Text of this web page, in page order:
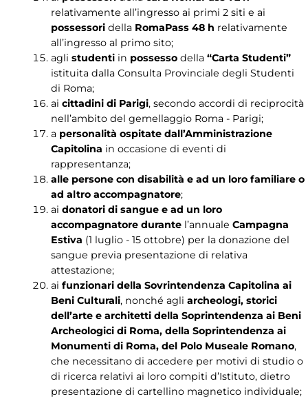
relativamente all’ingresso ai primi 2 siti e ai
possessoridella RomaPass 48 h relativamente
all’ingresso al primo sito;
agli studentiin possessodella “Carta Studenti”
istituita dalla Consulta Provinciale degli Studenti
di Roma;
ai cittadini di Parigi, secondo accordi di reciprocità
nell’ambito del gemellaggio Roma - Parigi;
a personalità ospitate dall’Amministrazione
Capitolina in occasione di eventi di
rappresentanza;
alle persone con disabilità e ad un loro familiare o
ad altro accompagnatore;
ai donatori di sangue e ad un loro
accompagnatore durantel’annuale Campagna
Estiva (1 luglio - 15 ottobre) per la donazione del
sangue previa presentazione di relativa
attestazione;
ai funzionari della Sovrintendenza Capitolina ai
Beni Culturali, nonché agli archeologi, storici
dell’arte e architetti della Soprintendenza ai Beni
Archeologici di Roma, della Soprintendenza ai
Monumenti di Roma, del Polo Museale Romano,
che necessitano di accedere per motivi di studio o
di ricerca relativi ai loro compiti d’Istituto, dietro
presentazione di cartellino magnetico individuale;